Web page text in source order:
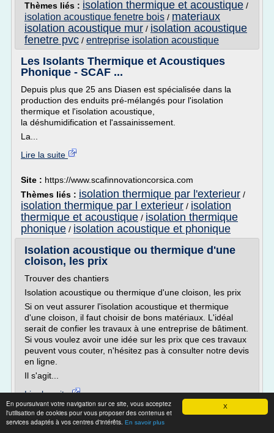
X
En poursuivant votre navigation sur ce site, vous acceptez
l'utilisation de cookies pour vous proposer des contenus et
services adaptés à vos centres d'intérêts. En savoir plus
Thèmes liés : isolation thermique et acoustique /
isolation acoustique fenetre bois / materiaux
isolation acoustique mur / isolation acoustique
fenetre pvc / entreprise isolation acoustique
Les Isolants Thermique et Acoustiques
Phonique - SCAF ...
Depuis plus que 25 ans Diasen est spécialisée dans la
production des enduits pré-mélangés pour l'isolation
thermique et l'isolation acoustique,
la déshumidification et l'assainissement.
La...
Lire la suite
Site : https://www.scafinnovationcorsica.com
Thèmes liés : isolation thermique par l'exterieur /
isolation thermique par l exterieur / isolation
thermique et acoustique / isolation thermique
phonique / isolation acoustique et phonique
Isolation acoustique ou thermique d'une
cloison, les prix
Trouver des chantiers
Isolation acoustique ou thermique d'une cloison, les prix
Si on veut assurer l'isolation acoustique et thermique
d'une cloison, il faut choisir de bons matériaux. L'idéal
serait de confier les travaux à une entreprise de bâtiment.
Si vous voulez avoir une idée sur les prix que ces travaux
peuvent vous couter, n'hésitez pas à consulter notre devis
en ligne.
Il s'agit...
Lire la suite
Site :devis-cloison.com